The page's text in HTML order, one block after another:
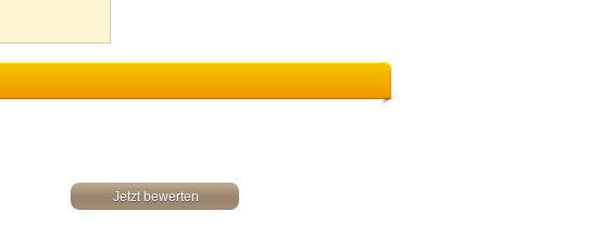
Jetzt bewerten